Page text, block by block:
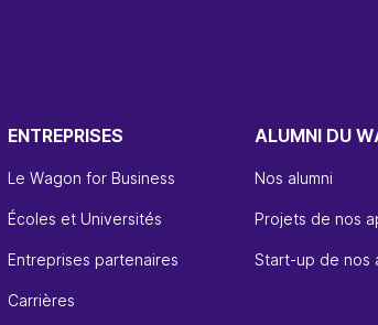
ENTREPRISES
Le Wagon for Business
Écoles et Universités
Entreprises partenaires
Carrières
ALUMNI DU
Nos alumni
Projets de nos
Start-up de nos